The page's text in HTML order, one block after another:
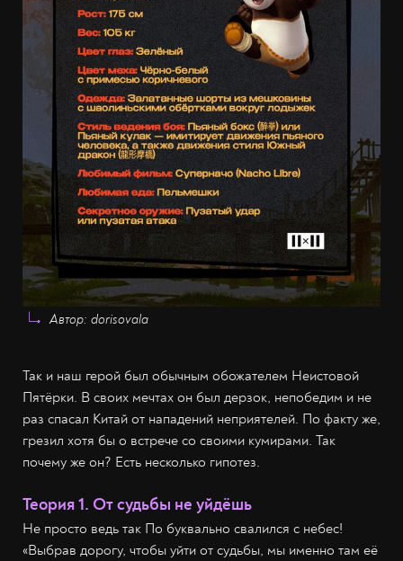
Автор: dorisovala
Так и наш герой был обычным обожателем Неистовой
Пятёрки. В своих мечтах он был дерзок, непобедим и не
раз спасал Китай от нападений неприятелей. По факту же,
грезил хотя бы о встрече со своими кумирами. Так
почему же он? Есть несколько гипотез.
Теория 1. От судьбы не уйдёшь
Не просто ведь так По буквально свалился с небес!
«Выбрав дорогу, чтобы уйти от судьбы, мы именно там её